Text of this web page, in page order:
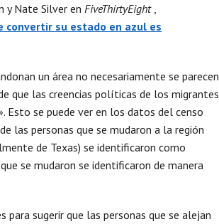
y Nate Silver en FiveThirtyEight,
su estado en azul es
un área no necesariamente se parecen
que las creencias políticas de los migrantes
se puede ver en los datos del censo
las personas que se mudaron a la región
de Texas) se identificaron como
se mudaron se identificaron de manera
sugerir que las personas que se alejan